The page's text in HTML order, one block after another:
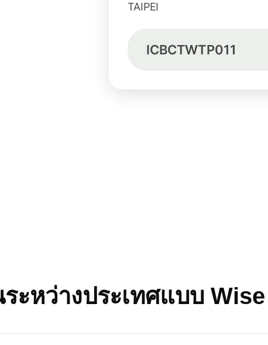
TAIPEI
ICBCTWTP011
ระหว่างประเทศแบบ Wise